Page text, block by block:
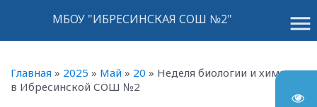
menu
МБОУ "ИБРЕСИНСКАЯ СОШ №2"
Главная » 2025 » Май » 20 » Неделя биологии и химии
в Ибресинской СОШ №2